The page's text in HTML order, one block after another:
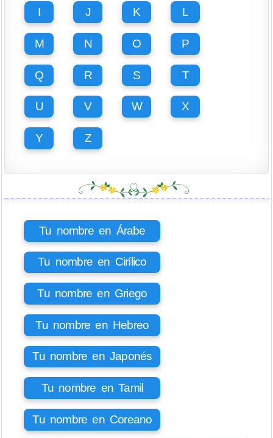
I J K L
M N O P
Q R S T
U V W X
Y Z
Tu nombre en Árabe
Tu nombre en Cirílico
Tu nombre en Griego
Tu nombre en Hebreo
Tu nombre en Japonés
Tu nombre en Tamil
Tu nombre en Coreano